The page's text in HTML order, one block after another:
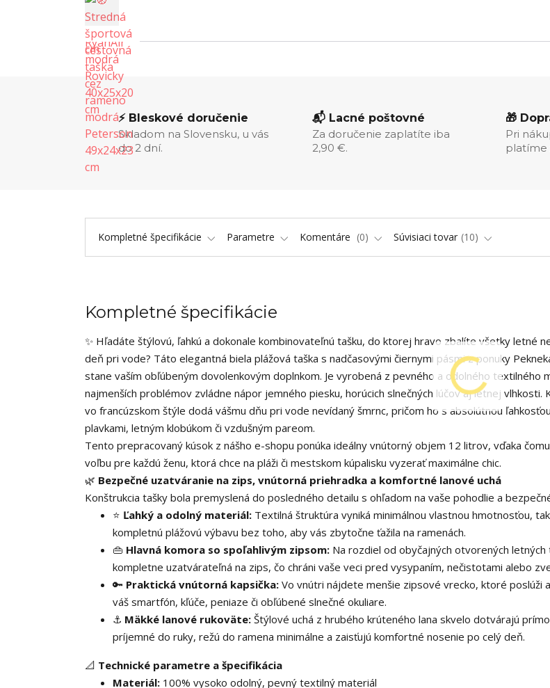
⚡ Bleskové doručenie
Skladom na Slovensku, u vás
do 2 dní.
📬 Lacné poštovné
Za doručenie zaplatíte iba
2,90 €.
🎁
Pri
platíme
Kompletné špecifikácie Parametre Komentáre 0 Súvisiaci tovar 10
Kompletné špecifikácie
✨ Hľadáte štýlovú, ľahkú a dokonale kombinovateľnú tašku, do ktorej hravo zbalíte všetky letné
deň pri vode? Táto elegantná biela plážová taška s nadčasovými čiernymi pásmi z ponuky
stane vaším obľúbeným dovolenkovým doplnkom. Je vyrobená z pevného a odolného textilného
najmenších problémov zvládne nápor jemného piesku, horúcich slnečných lúčov aj letnej vlhkosti.
vo francúzskom štýle dodá vášmu dňu pri vode nevídaný šmrnc, pričom ho s absolútnou
plavkami, letným klobúkom či vzdušným pareom.
Tento prepracovaný kúsok z nášho e-shopu ponúka ideálny vnútorný objem 12 litrov, vďaka
voľbu pre každú ženu, ktorá chce na pláži či mestskom kúpalisku vyzerať maximálne chic.
🌿 Bezpečné uzatváranie na zips, vnútorná priehradka a komfortné lanové uchá
Konštrukcia tašky bola premyslená do posledného detailu s ohľadom na vaše pohodlie a
⭐ Ľahký a odolný materiál: Textilná štruktúra vyniká minimálnou vlastnou hmotnosťou,
kompletnú plážovú výbavu bez toho, aby vás zbytočne ťažila na ramenách.
👜 Hlavná komora so spoľahlivým zipsom: Na rozdiel od obyčajných otvorených
kompletne uzatvárateľná na zips, čo chráni vaše veci pred vysypaním, nečistotami alebo
🔑 Praktická vnútorná kapsička: Vo vnútri nájdete menšie zipsové vrecko, ktoré poslúži
váš smartfón, kľúče, peniaze či obľúbené slnečné okuliare.
⚓ Mäkké lanové rukoväte: Štýlové uchá z hrubého krúteného lana skvelo dotvárajú
príjemné do ruky, režú do ramena minimálne a zaisťujú komfortné nosenie po celý deň.
📐 Technické parametre a špecifikácia
Materiál: 100% vysoko odolný, pevný textilný materiál